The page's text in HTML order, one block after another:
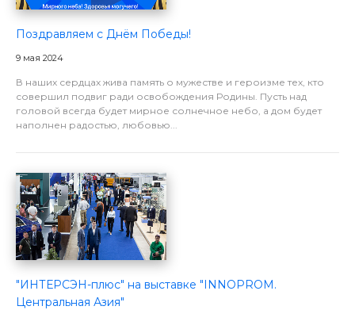
Поздравляем с Днём Победы!
9 мая 2024
В наших сердцах жива память о мужестве и героизме тех, кто
совершил подвиг ради освобождения Родины. Пусть над
головой всегда будет мирное солнечное небо, а дом будет
наполнен радостью, любовью...
"ИНТЕРСЭН-плюс" на выставке "INNOPROM.
Центральная Азия"